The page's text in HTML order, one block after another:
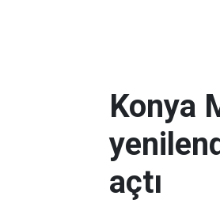
Konya
açtı